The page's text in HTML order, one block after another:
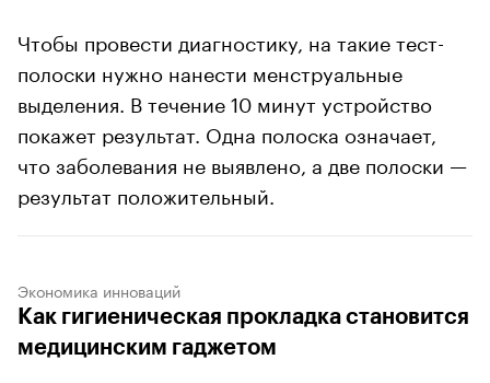
Чтобы провести диагностику, на такие тест-
полоски нужно нанести менструальные
выделения. В течение 10 минут устройство
покажет результат. Одна полоска означает,
что заболевания не выявлено, а две полоски —
результат положительный.
Экономика инноваций
Как гигиеническая прокладка становится
медицинским гаджетом